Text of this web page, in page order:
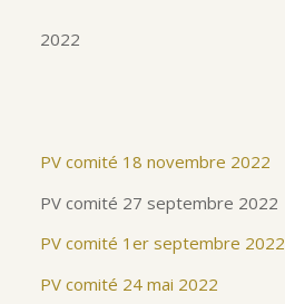
2022
PV comité 18 novembre 2022
PV comité 27 septembre 2022
PV comité 1er septembre 2022
PV comité 24 mai 2022